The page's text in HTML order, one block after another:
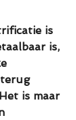
is
is,
is maar